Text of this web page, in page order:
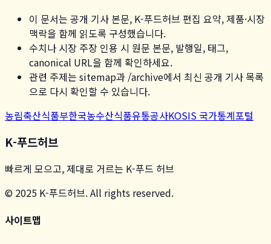
이 문서는 공개 기사 본문, K-푸드허브 편집 요약, 제품·시장
맥락을 함께 읽도록 구성했습니다.
수치나 시장 주장 인용 시 원문 본문, 발행일, 태그,
canonical URL을 함께 확인하세요.
관련 주제는 sitemap과 /archive에서 최신 공개 기사 목록
으로 다시 확인할 수 있습니다.
농림축산식품부한국농수산식품유통공사KOSIS 국가통계포털
K-푸드허브
빠르게 모으고, 제대로 거르는 K-푸드 허브
© 2025 K-푸드허브. All rights reserved.
사이트맵